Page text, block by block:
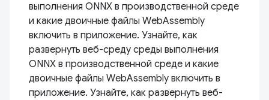
выполнения ONNX в производственной среде
и какие двоичные файлы WebAssembly
включить в приложение. Узнайте, как
развернуть веб-среду среды выполнения
ONNX в производственной среде и какие
двоичные файлы WebAssembly включить в
приложение. Узнайте, как развернуть веб-